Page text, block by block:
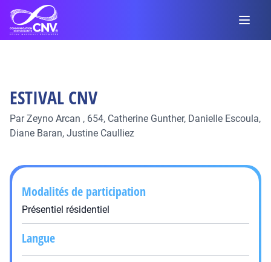
ESTIVAL CNV
ParZeyno Arcan , 654, Catherine Gunther, Danielle Escoula,
Diane Baran, Justine Caulliez
Modalités de participation
Présentiel résidentiel
Langue